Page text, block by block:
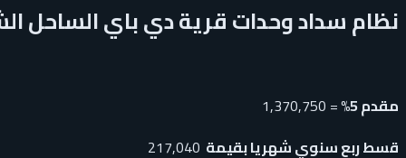
نظام سداد وحدات قرية دي باي الساحل
مقدم 5%
= 1,370,750
قسط ربع سنوي شهريا بقيمة 217,040